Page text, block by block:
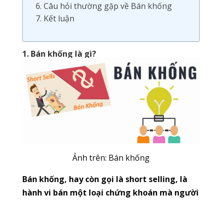
6. Câu hỏi thường gặp về Bán khống
7. Kết luận
1. Bán khống là gì?
Ảnh trên: Bán khống
Bán khống, hay còn gọi là short selling, là
hành vi bán một loại chứng khoán mà người